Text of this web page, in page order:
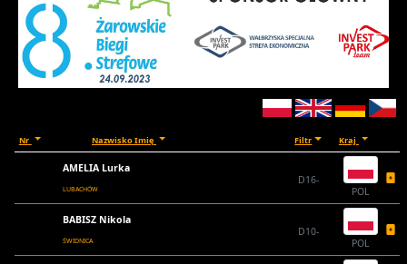
Nr Nazwisko Imię Filtr Kraj
AMELIA Lurka
LUBACHÓW
D16-
POL
BABISZ Nikola
ŚWIDNICA
D10-
POL